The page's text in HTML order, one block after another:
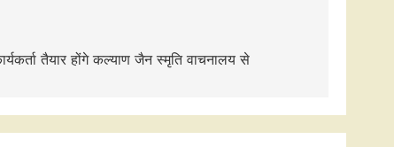
तैयार होंगे कल्याण जैन स्मृति वाचनालय से